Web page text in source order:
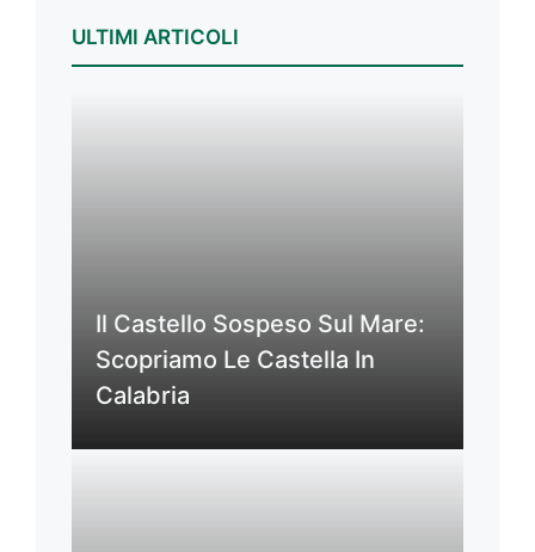
ULTIMI ARTICOLI
Il Castello Sospeso Sul Mare:
Scopriamo Le Castella In
Calabria